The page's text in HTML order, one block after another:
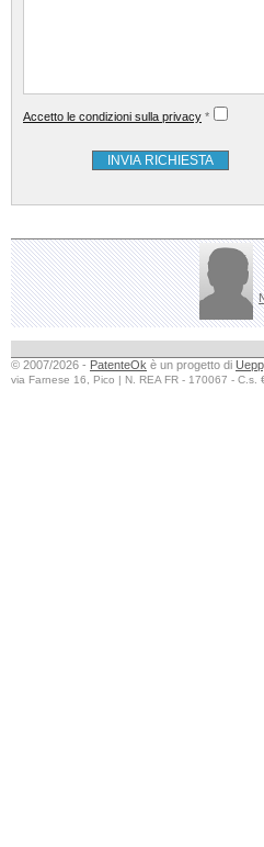
Accetto le condizioni sulla privacy
© 2007/2026 - PatenteOk è un progetto di
via Farnese 16, Pico | N. REA FR - 170067 - C.s.